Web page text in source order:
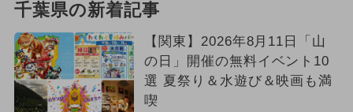
千葉県の新着記事
【関東】2026年8月11日「山
の日」開催の無料イベント10
選 夏祭り＆水遊び＆映画も満
喫